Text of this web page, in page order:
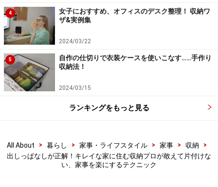
すぐに使える場所に出して置けるのは、好きなテイストで統
一しているから
「リビングではインテリアに馴染む片付けを」という吉
田章子さんは、小さな裁縫箱のシェーカーボックスにア
ロマオイルや裁縫道具、お香など吉田さんご自身が使う
グッズをまとめられています。
気に入りの収納道具でインテリアの一部にしているのが
ポイントです。
4
女子におすすめ、オフィスのデスク整理！ 収納ワ
ザ&実例集
2024/03/22
5
自作の仕切りで衣装ケースを使いこなす……手作り
収納法！
2024/03/15
ランキングをもっと見る
All About > 暮らし > 家事・ライフスタイル > 家事 > 収納
>
出しっぱなしが正解！キレイな家に住む収納プロが敢えて片付けな
い、家事を楽にするテクニック